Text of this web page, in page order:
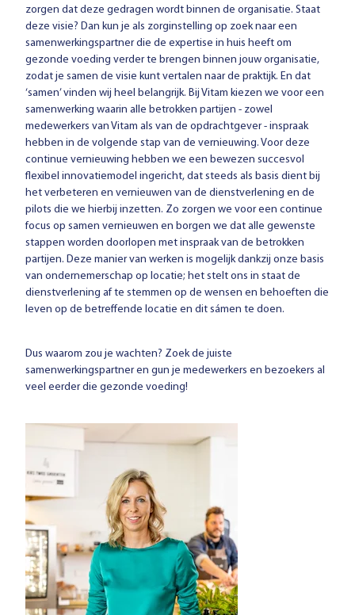
zorgen dat deze gedragen wordt binnen de organisatie. Staat
deze visie? Dan kun je als zorginstelling op zoek naar een
samenwerkingspartner die de expertise in huis heeft om
gezonde voeding verder te brengen binnen jouw organisatie,
zodat je samen de visie kunt vertalen naar de praktijk. En dat
‘samen’ vinden wij heel belangrijk. Bij Vitam kiezen we voor een
samenwerking waarin alle betrokken partijen - zowel
medewerkers van Vitam als van de opdrachtgever - inspraak
hebben in de volgende stap van de vernieuwing. Voor deze
continue vernieuwing hebben we een bewezen succesvol
flexibel innovatiemodel ingericht, dat steeds als basis dient bij
het verbeteren en vernieuwen van de dienstverlening en de
pilots die we hierbij inzetten. Zo zorgen we voor een continue
focus op samen vernieuwen en borgen we dat alle gewenste
stappen worden doorlopen met inspraak van de betrokken
partijen. Deze manier van werken is mogelijk dankzij onze basis
van ondernemerschap op locatie; het stelt ons in staat de
dienstverlening af te stemmen op de wensen en behoeften die
leven op de betreffende locatie en dit sámen te doen.
Dus waarom zou je wachten? Zoek de juiste
samenwerkingspartner en gun je medewerkers en bezoekers al
veel eerder die gezonde voeding!